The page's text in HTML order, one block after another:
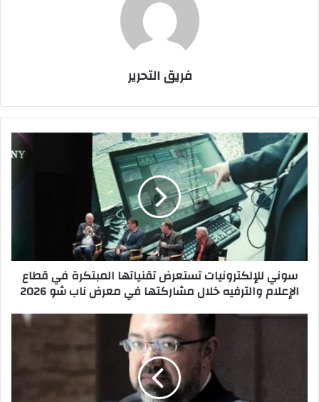
فريق التحرير
سوني
للإلكترونيات
تستعرض
تقنياتها
المبتكرة
الإعلام
والترفيه
خلال
مشاركتها
معرض
سوني للإلكترونيات تستعرض تقنياتها المبتكرة في قطاع
الإعلام والترفيه خلال مشاركتها في معرض ناب شو 2026